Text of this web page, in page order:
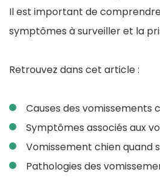
Il est important de comprendre
symptômes à surveiller et la
Retrouvez dans cet article :
Causes des vomissements
Symptômes associés aux
Vomissement chien quand
Pathologies des